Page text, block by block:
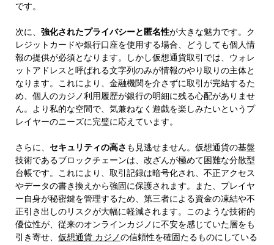
です。
次に、 強化されたプライバシーと匿名性が大きな魅力です。ク
レジットカードや銀行口座を使用する場合、どうしても個人情
報の提供が必須となります。しかし仮想通貨取引では、ウォレ
ットアドレスと呼ばれる文字列のみが情報のやり取りの主体と
なります。これにより、金融機関を介さずに取引が完結するた
め、個人のカジノ利用履歴が銀行の明細に残る心配がありませ
ん。より私的な空間で、気兼ねなく遊戯を楽しみたいというプ
レイヤーのニーズに完璧に応えています。
さらに、 セキュリティの高さ も見逃せません。仮想通貨の基盤
技術であるブロックチェーンは、改ざんが極めて困難な分散型
台帳です。これにより、取引記録は暗号化され、不正アクセス
やデータの書き換えから強固に保護されます。また、プレイヤ
ー自身が秘密鍵を管理するため、第三者による資金の凍結や不
正引き出しのリスクが大幅に軽減されます。このような技術的
優位性が、従来のオンラインカジノに不安を感じていた層をも
引き寄せ、 仮想通貨 カジノの信頼性を確固たるものにしている